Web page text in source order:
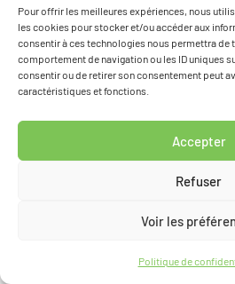
Pour offrir les meilleures expériences, nous
les cookies pour stocker et/ou accéder aux
consentir à ces technologies nous permettra de
comportement de navigation ou les ID uniques
consentir ou de retirer son consentement peut
caractéristiques et fonctions.
Accepter
Refuser
Voir les
Politique de